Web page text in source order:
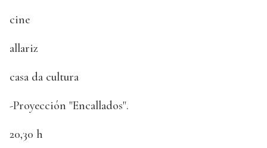
cine
allariz
casa da cultura
-Proyección "Encallados".
20,30 h